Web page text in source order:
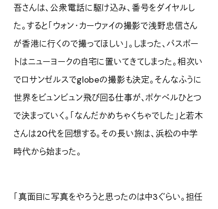
吾さんは、公衆電話に駆け込み、番号をダイヤルし
た。すると「ウォン・カーウァイの撮影で浅野忠信さん
が香港に行くので撮ってほしい」。しまった、パスポー
トはニューヨークの自宅に置いてきてしまった。相次い
でロサンゼルスでglobeの撮影も決定。そんなふうに
世界をビュンビュン飛び回る仕事が、ポケベルひとつ
で決まっていく。「なんだかめちゃくちゃでした」と若木
さんは20代を回想する。その長い旅は、浜松の中学
時代から始まった。
「真面目に写真をやろうと思ったのは中3ぐらい。担任